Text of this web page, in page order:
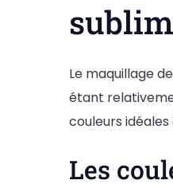
Le maquillage
étant
couleurs
Les